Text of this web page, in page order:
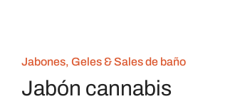
Jabones, Geles & Sales de baño
Jabón cannabis